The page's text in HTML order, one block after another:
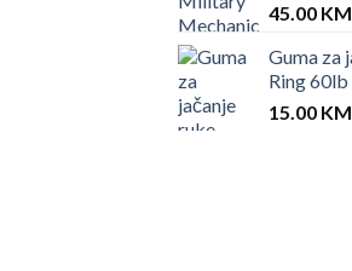
45.00 KM
Guma za
Ring 60lb
15.00 KM